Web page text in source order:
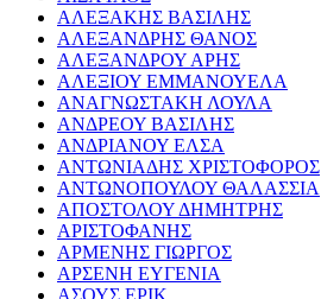
ΑΛΕΞΑΚΗΣ ΒΑΣΙΛΗΣ
ΑΛΕΞΑΝΔΡΗΣ ΘΑΝΟΣ
ΑΛΕΞΑΝΔΡΟΥ ΑΡΗΣ
ΑΛΕΞΙΟΥ ΕΜΜΑΝΟΥΕΛΑ
ΑΝΑΓΝΩΣΤΑΚΗ ΛΟΥΛΑ
ΑΝΔΡΕΟΥ ΒΑΣΙΛΗΣ
ΑΝΔΡΙΑΝΟΥ ΕΛΣΑ
ΑΝΤΩΝΙΑΔΗΣ ΧΡΙΣΤΟΦΟΡΟΣ
ΑΝΤΩΝΟΠΟΥΛΟΥ ΘΑΛΑΣΣΙΑ
ΑΠΟΣΤΟΛΟΥ ΔΗΜΗΤΡΗΣ
ΑΡΙΣΤΟΦΑΝΗΣ
ΑΡΜΕΝΗΣ ΓΙΩΡΓΟΣ
ΑΡΣΕΝΗ ΕΥΓΕΝΙΑ
ΑΣΟΥΣ ΕΡΙΚ